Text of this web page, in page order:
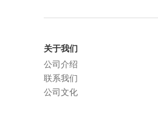
关于我们
公司介绍
联系我们
公司文化